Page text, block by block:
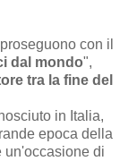
proseguono con il
dal mondo",
tra la fine del
in Italia,
epoca della
un'occasione di